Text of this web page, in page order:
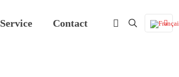
Service Contact